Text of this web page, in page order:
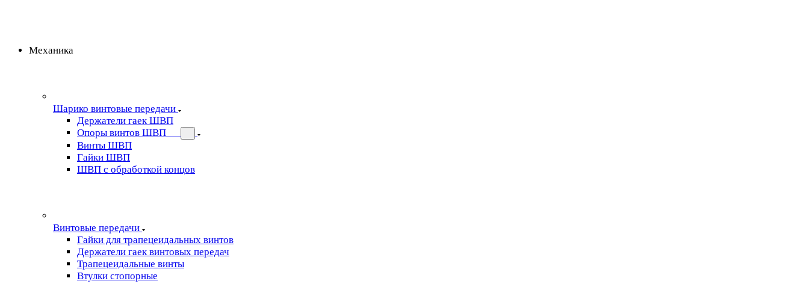
Механика
Шарико винтовые передачи
Держатели гаек ШВП
Опоры винтов ШВП
Винты ШВП
Гайки ШВП
ШВП с обработкой концов
Винтовые передачи
Гайки для трапецеидальных винтов
Держатели гаек винтовых передач
Трапецеидальные винты
Втулки стопорные